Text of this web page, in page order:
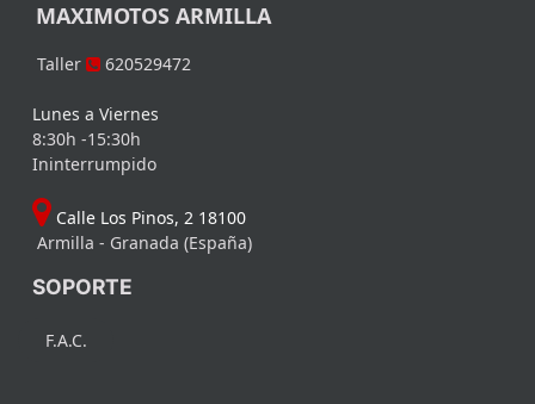
MAXIMOTOS ARMILLA
Taller 620529472
Lunes a Viernes
8:30h -15:30h
Ininterrumpido
Calle Los Pinos, 2 18100
Armilla - Granada (España)
SOPORTE
F.A.C.